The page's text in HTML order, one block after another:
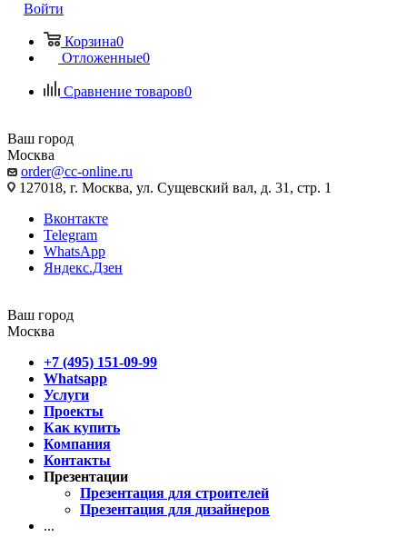
Войти
Корзина0
Отложенные0
Сравнение товаров0
Ваш город
Москва
order@cc-online.ru
127018, г. Москва, ул. Сущевский вал, д. 31, стр. 1
Вконтакте
Telegram
WhatsApp
Яндекс.Дзен
Ваш город
Москва
+7 (495) 151-09-99
Whatsapp
Услуги
Проекты
Как купить
Компания
Контакты
Презентации
Презентация для строителей
Презентация для дизайнеров
...